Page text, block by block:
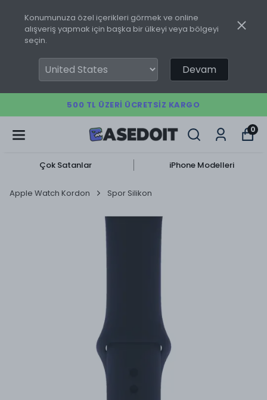
Konumunuza özel içerikleri görmek ve online
alışveriş yapmak için başka bir ülkeyi veya bölgeyi
seçin.
Devam
500 TL ÜZERI ÜCRETSIZ KARGO
0
Çok Satanlar iPhone Modelleri
Apple Watch Kordon Spor Silikon